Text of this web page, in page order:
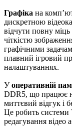
Графіка на
дискретною
відчути повну
чіткістю
графічними
плавний ігровий
налаштуваннях.
Уоперативній
DDR5, що працює
миттєвий відгук і
Це робить системи
редагування відео